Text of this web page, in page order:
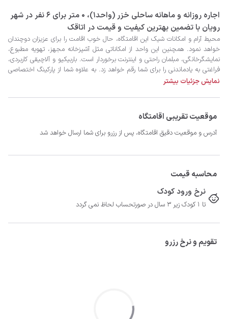
‫‫اجاره روزانه و ماهانه ساحلی خزر (واحد1)، 0 متر برای 6 نفر در شهر
رویان با تضمین بهترین کیفیت و قیمت در اتاقک
عزیز آرزو می کنیم.
نمایش جزئیات بیشتر
موقعیت تقریبی اقامتگاه
آدرس و موقعیت دقیق اقامتگاه، پس از رزرو برای شما ارسال خواهد شد
محاسبه قیمت
نرخ ورود کودک
تا 1 کودک زیر 3 سال در صورتحساب لحاظ نمی گردد
تقویم و نرخ رزرو